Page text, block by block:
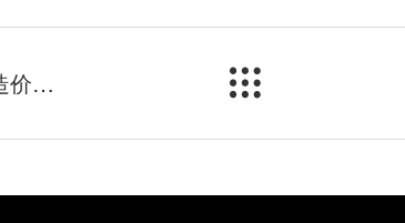
【行业资讯】一级、二级造价工程师报考介绍